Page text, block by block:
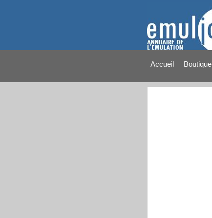
Accueil Boutique